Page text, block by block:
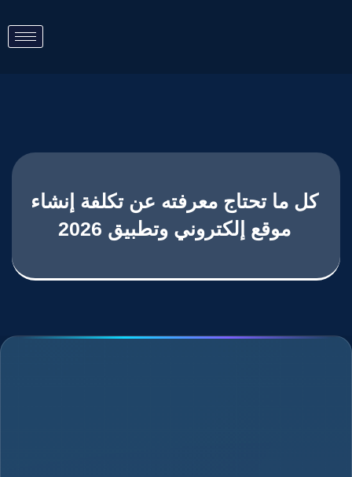
كل ما تحتاج معرفته عن تكلفة إنشاء
موقع إلكتروني وتطبيق 2026